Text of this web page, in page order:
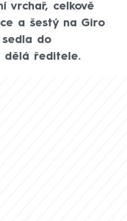
vrchař, celkově
a šestý na Giro
sedla do
dělá ředitele.